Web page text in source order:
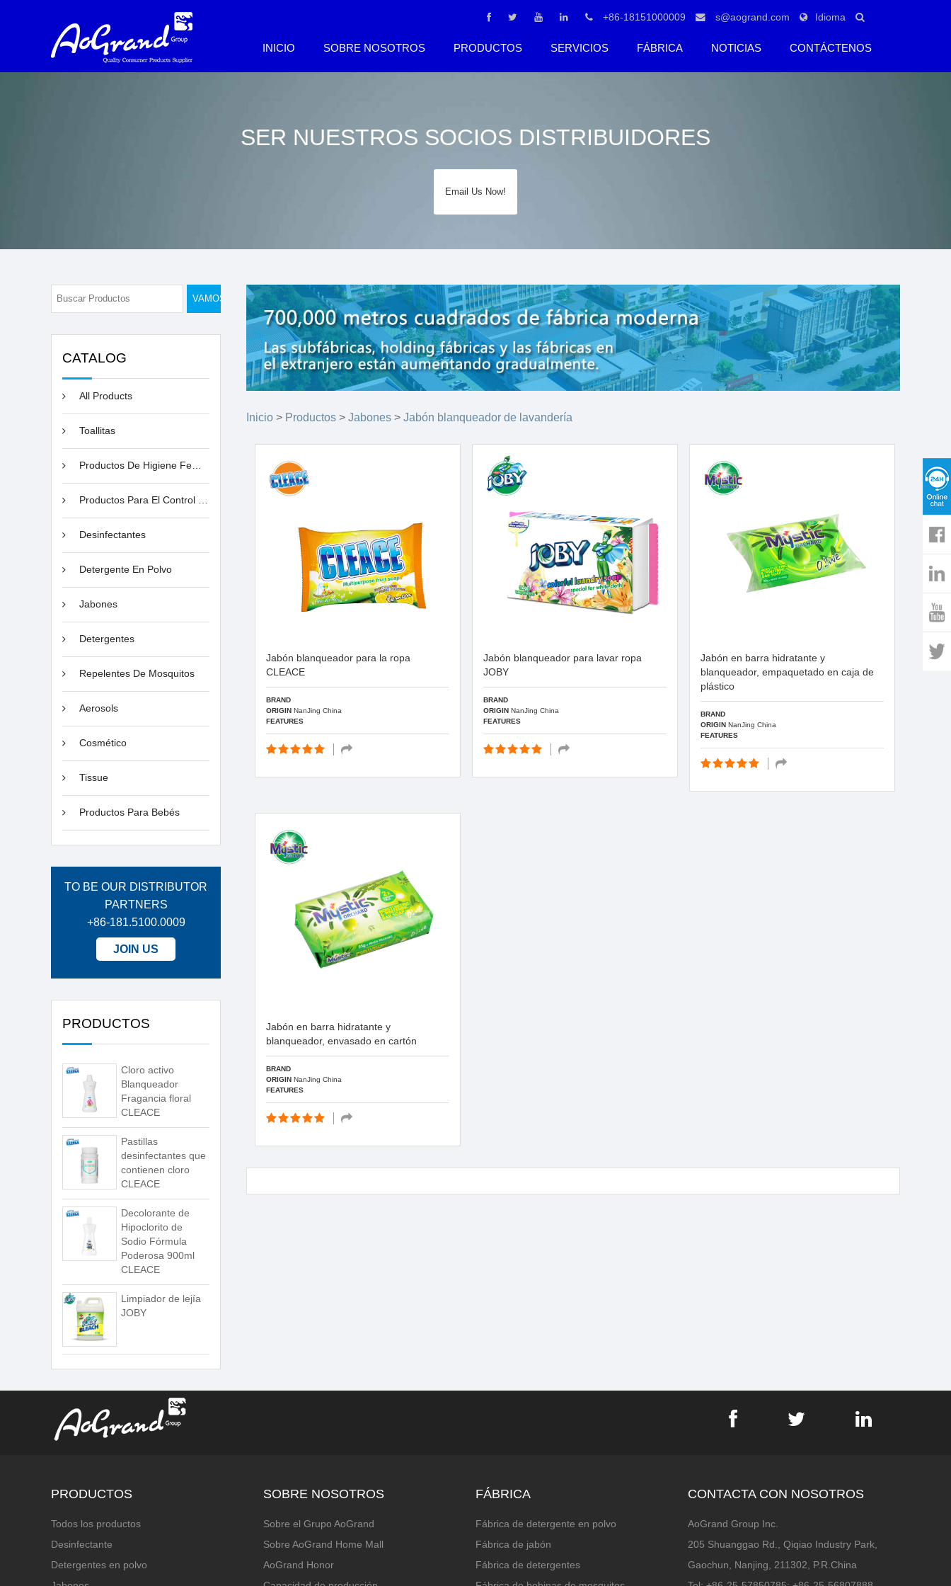
+86-18151000009 s@aogrand.com Idioma
INICIO SOBRE NOSOTROS PRODUCTOS SERVICIOS FÁBRICA NOTICIAS CONTÁCTENOS
SER NUESTROS SOCIOS DISTRIBUIDORES
Email Us Now!
VAMOS
CATALOG
All Products
Toallitas
Productos De Higiene Femenina
Productos Para El Control De Plagas
Desinfectantes
Detergente En Polvo
Jabones
Detergentes
Repelentes De Mosquitos
Aerosols
Cosmético
Tissue
Productos Para Bebés
TO BE OUR DISTRIBUTOR
PARTNERS
+86-181.5100.0009
JOIN US
PRODUCTOS
Cloro activo
Blanqueador
Fragancia floral
CLEACE
Pastillas
desinfectantes que
contienen cloro
CLEACE
Decolorante de
Hipoclorito de
Sodio Fórmula
Poderosa 900ml
CLEACE
Limpiador de lejía
JOBY
Inicio > Productos > Jabones > Jabón blanqueador de lavandería
Jabón blanqueador para la ropa
CLEACE
BRAND
ORIGIN NanJing China
FEATURES
Jabón blanqueador para lavar ropa
JOBY
BRAND
ORIGIN NanJing China
FEATURES
Jabón en barra hidratante y
blanqueador, empaquetado en caja de
plástico
BRAND
ORIGIN NanJing China
FEATURES
Jabón en barra hidratante y
blanqueador, envasado en cartón
BRAND
ORIGIN NanJing China
FEATURES
PRODUCTOS
Todos los productos
Desinfectante
Detergentes en polvo
SOBRE NOSOTROS
Sobre el Grupo AoGrand
Sobre AoGrand Home Mall
AoGrand Honor
FÁBRICA
Fábrica de detergente en polvo
Fábrica de jabón
Fábrica de detergentes
CONTACTA CON NOSOTROS
AoGrand Group Inc.
205 Shuanggao Rd., Qiqiao Industry Park,
Gaochun, Nanjing, 211302, P.R.China